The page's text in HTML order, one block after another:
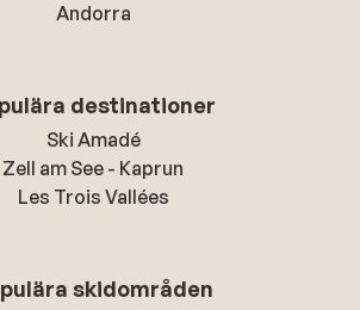
Andorra
destinationer
Ski Amadé
Zell am See - Kaprun
Les Trois Vallées
skidområden